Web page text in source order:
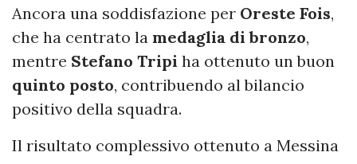
Ancora una soddisfazione per Oreste Fois,
che ha centrato la medaglia di bronzo,
mentre Stefano Tripi ha ottenuto un buon
quinto posto, contribuendo al bilancio
positivo della squadra.
Il risultato complessivo ottenuto a Messina